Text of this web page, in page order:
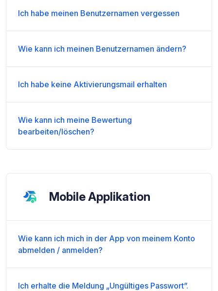
Ich habe meinen Benutzernamen vergessen
Wie kann ich meinen Benutzernamen ändern?
Ich habe keine Aktivierungsmail erhalten
Wie kann ich meine Bewertung
bearbeiten/löschen?
Mobile Applikation
Wie kann ich mich in der App von meinem Konto
abmelden / anmelden?
Ich erhalte die Meldung „Ungültiges Passwort”.